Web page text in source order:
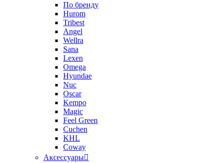
По бренду
Hurom
Tribest
Angel
Wellra
Sana
Lexen
Omega
Hyundae
Nuc
Oscar
Kempo
Magic
Feel Green
Cuchen
KHL
Coway
Аксессуары